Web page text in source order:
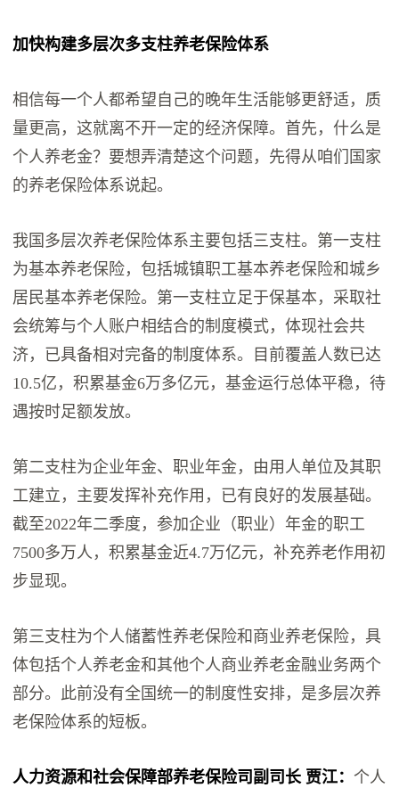
加快构建多层次多支柱养老保险体系
相信每一个人都希望自己的晚年生活能够更舒适，质
量更高，这就离不开一定的经济保障。首先，什么是
个人养老金？要想弄清楚这个问题，先得从咱们国家
的养老保险体系说起。
我国多层次养老保险体系主要包括三支柱。第一支柱
为基本养老保险，包括城镇职工基本养老保险和城乡
居民基本养老保险。第一支柱立足于保基本，采取社
会统筹与个人账户相结合的制度模式，体现社会共
济，已具备相对完备的制度体系。目前覆盖人数已达
10.5亿，积累基金6万多亿元，基金运行总体平稳，待
遇按时足额发放。
第二支柱为企业年金、职业年金，由用人单位及其职
工建立，主要发挥补充作用，已有良好的发展基础。
截至2022年二季度，参加企业（职业）年金的职工
7500多万人，积累基金近4.7万亿元，补充养老作用初
步显现。
第三支柱为个人储蓄性养老保险和商业养老保险，具
体包括个人养老金和其他个人商业养老金融业务两个
部分。此前没有全国统一的制度性安排，是多层次养
老保险体系的短板。
人力资源和社会保障部养老保险司副司长 贾江： 个人